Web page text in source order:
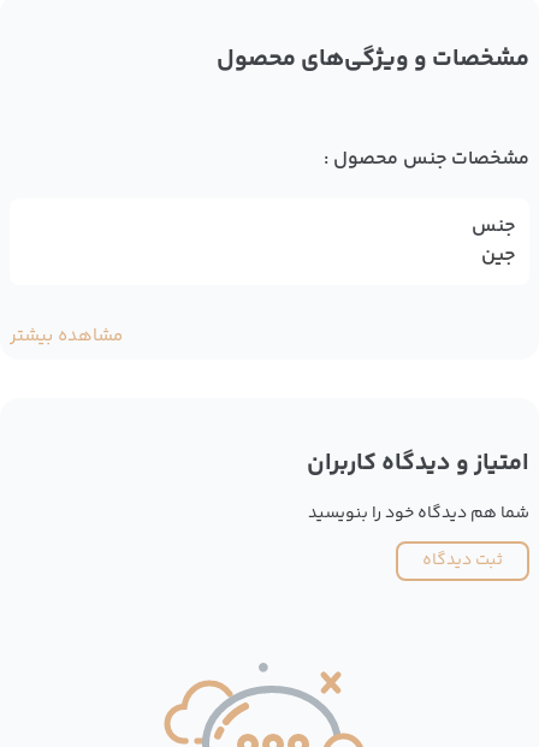
مشخصات و ویژگی‌های محصول
مشخصات جنس محصول :
جنس
جین
مشاهده بیشتر
امتیاز و دیدگاه کاربران
شما هم دیدگاه خود را بنویسید
ثبت دیدگاه